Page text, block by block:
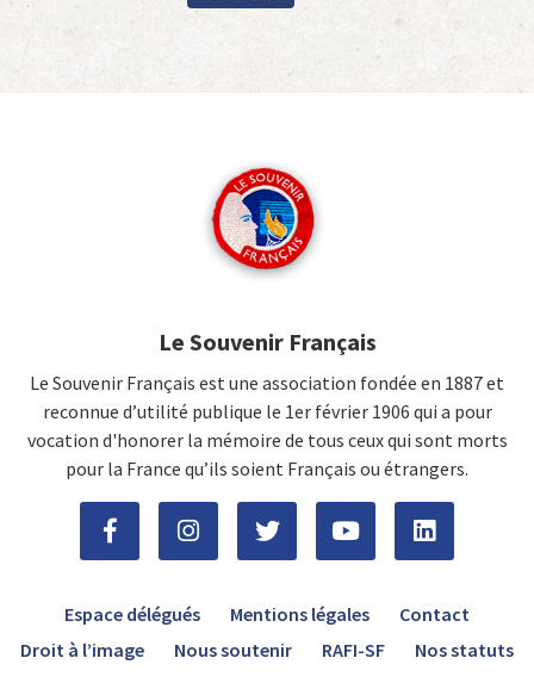
Le Souvenir Français
Le Souvenir Français est une association fondée en 1887 et
reconnue d’utilité publique le 1er février 1906 qui a pour
vocation d'honorer la mémoire de tous ceux qui sont morts
pour la France qu’ils soient Français ou étrangers.
Espace délégués Mentions légales
Contact
Droit à l’image
Nous soutenir RAFI-SF Nos statuts